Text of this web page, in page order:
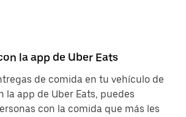
la app de Uber Eats
de comida en tu vehículo de
la app de Uber Eats, puedes
con la comida que más les